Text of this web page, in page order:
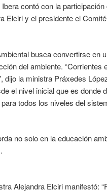
contó con la
Elciri y el presidente el
busca convertirse en
del ambiente.
dijo la ministra Práxedes
el nivel inicial que es
todos los niveles del
no solo en la educación
Alejandra Elciri manifestó: